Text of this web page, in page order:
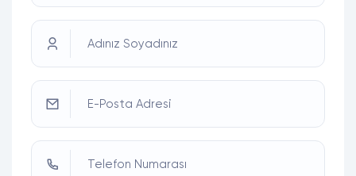
Adınız Soyadınız
E-Posta Adresi
Telefon Numarası